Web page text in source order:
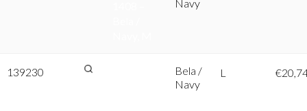
Navy
139230
Bela /
Navy
L €